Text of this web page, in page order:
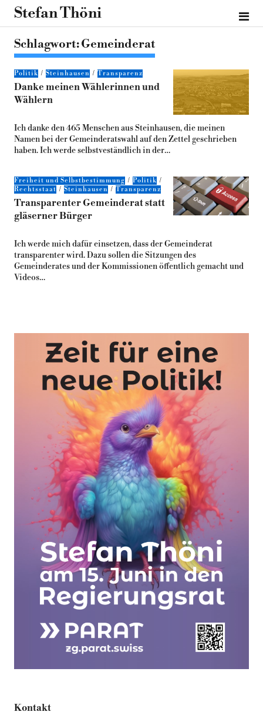
Stefan Thöni
Schlagwort:Gemeinderat
Politik Steinhausen Transparenz
Danke meinen Wählerinnen und
Wählern
Ich danke den 465 Menschen aus Steinhausen, die meinen
Namen bei der Gemeinderatswahl auf den Zettel geschrieben
haben. Ich werde selbstveständlich in der…
Freiheit und Selbstbestimmung
Politik
Rechtsstaat
Steinhausen Transparenz
Transparenter Gemeinderat statt
gläserner Bürger
Ich werde mich dafür einsetzen, dass der Gemeinderat
transparenter wird. Dazu sollen die Sitzungen des
Gemeinderates und der Kommissionen öffentlich gemacht und
Videos…
Kontakt